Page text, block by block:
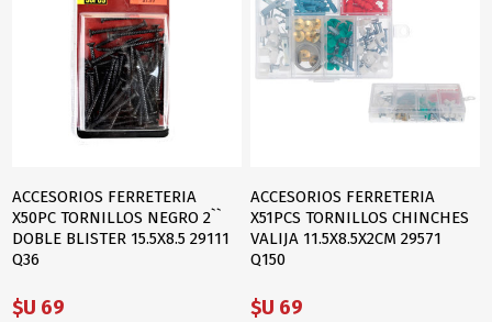
ACCESORIOS FERRETERIA
X50PC TORNILLOS NEGRO 2``
DOBLE BLISTER 15.5X8.5 29111
Q36
$U 69
ACCESORIOS FERRETERIA
X51PCS TORNILLOS CHINCHES
VALIJA 11.5X8.5X2CM 29571
Q150
$U 69